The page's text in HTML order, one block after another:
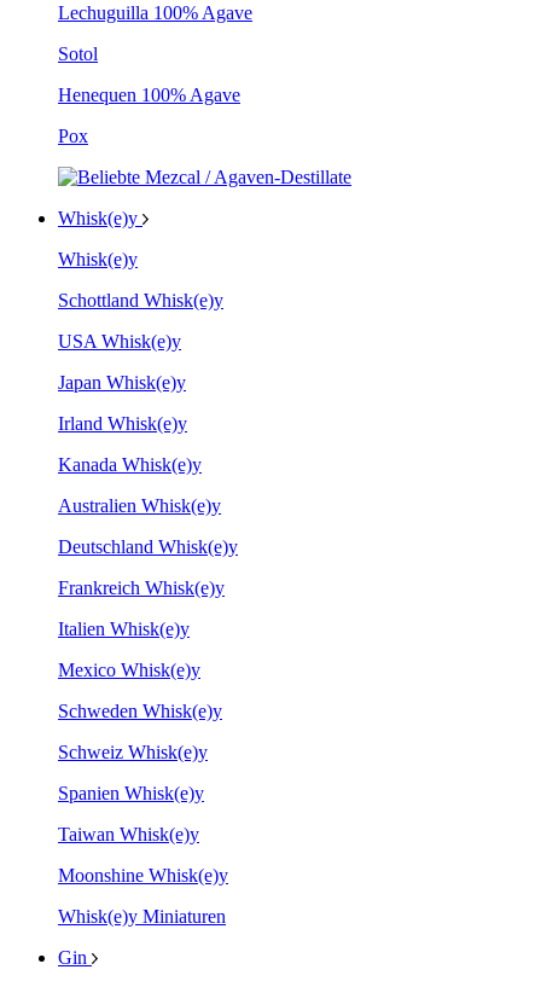
Lechuguilla 100% Agave
Sotol
Henequen 100% Agave
Pox
Whisk(e)y
Whisk(e)y
Schottland Whisk(e)y
USA Whisk(e)y
Japan Whisk(e)y
Irland Whisk(e)y
Kanada Whisk(e)y
Australien Whisk(e)y
Deutschland Whisk(e)y
Frankreich Whisk(e)y
Italien Whisk(e)y
Mexico Whisk(e)y
Schweden Whisk(e)y
Schweiz Whisk(e)y
Spanien Whisk(e)y
Taiwan Whisk(e)y
Moonshine Whisk(e)y
Whisk(e)y Miniaturen
Gin